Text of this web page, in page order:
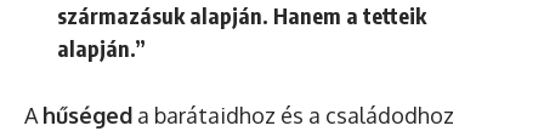
származásuk alapján. Hanem a tetteik
alapján.”
Ahűséged a barátaidhoz és a családodhoz